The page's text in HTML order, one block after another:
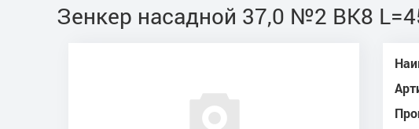
Зенкер насадной 37,0 №2 ВК8